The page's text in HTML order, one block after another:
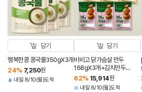
담기
행복한콩 콩국물350gX3개
24% 7,250원
내일 8/10(월)도착
담기
비비고 닭가슴살 만두
168gX3개+김치만두
168gX3개(총 6개)
62% 15,914원
내일 8/10(월)도착